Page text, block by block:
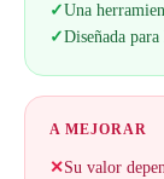
✓Una
✓Diseñada para
A MEJORAR
✕Su valor